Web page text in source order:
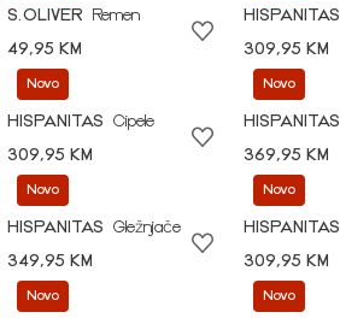
S.OLIVER
Remen
49,95 KM
HISPANITAS
309,95 KM
Novo
HISPANITAS
Cipele
309,95 KM
Novo
HISPANITAS
369,95 KM
Novo
HISPANITAS
Gležnjače
349,95 KM
Novo
HISPANITAS
309,95 KM
Novo Novo